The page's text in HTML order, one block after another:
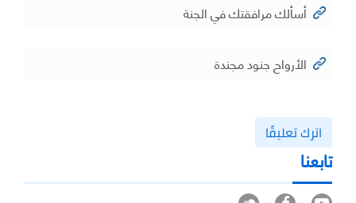
أسألك مرافقتك في الجنة
الأرواح جنود مجندة
اترك تعليقًا
تابعنا